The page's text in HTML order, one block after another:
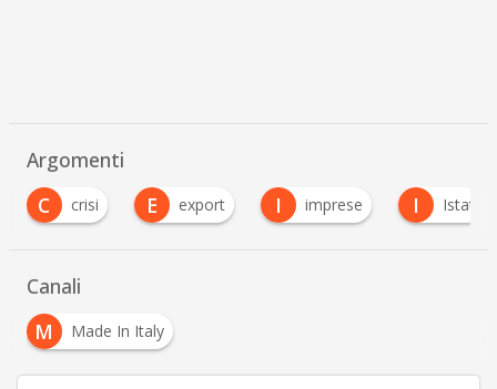
Argomenti
C
crisi E export imprese Istat
Canali
M
Made In Italy